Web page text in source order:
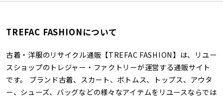
TREFAC FASHIONについて
古着・洋服のリサイクル通販【TREFAC FASHION】は、リユー
スショップのトレジャー・ファクトリーが運営する通販サイト
です。 ブランド古着、スカート、ボトムス、トップス、アウタ
ー、シューズ、バッグなどの様々なアイテムをリユースならでは